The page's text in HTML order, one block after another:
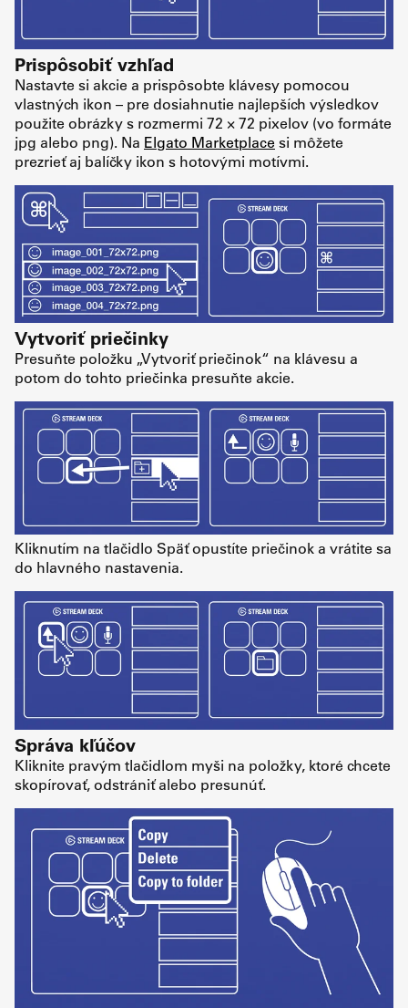
Prispôsobiť vzhľad
Nastavte si akcie a prispôsobte klávesy pomocou
vlastných ikon – pre dosiahnutie najlepších výsledkov
použite obrázky s rozmermi 72 × 72 pixelov (vo formáte
jpg alebo png). Na Elgato Marketplace si môžete
prezrieť aj balíčky ikon s hotovými motívmi.
Vytvoriť priečinky
Presuňte položku „Vytvoriť priečinok“ na klávesu a
potom do tohto priečinka presuňte akcie.
Kliknutím na tlačidlo Späť opustíte priečinok a vrátite sa
do hlavného nastavenia.
Správa kľúčov
Kliknite pravým tlačidlom myši na položky, ktoré chcete
skopírovať, odstrániť alebo presunúť.